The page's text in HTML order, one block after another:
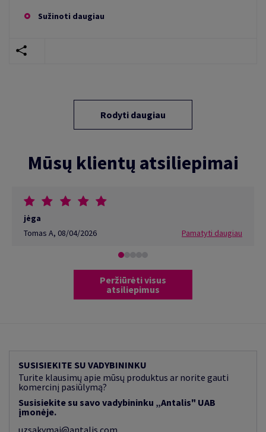
Sužinoti daugiau
Rodyti daugiau
Mūsų klientų atsiliepimai
jėga
Tomas A, 08/04/2026 Pamatyti daugiau
Peržiūrėti visus
atsiliepimus
SUSISIEKITE SU VADYBININKU
Turite klausimų apie mūsų produktus ar norite gauti
komercinį pasiūlymą?
Susisiekite su savo vadybininku „Antalis" UAB
įmonėje.